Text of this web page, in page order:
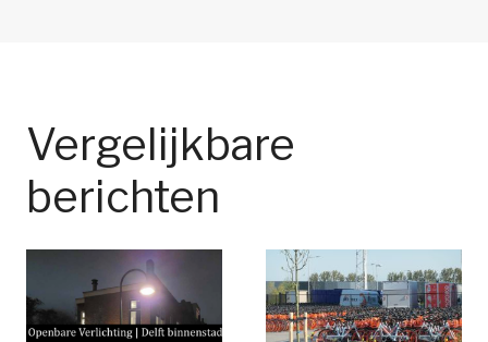
Vergelijkbare
berichten